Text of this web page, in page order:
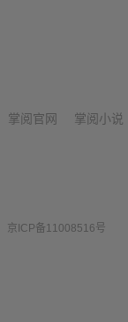
掌阅官网 掌阅小说
京ICP备11008516号